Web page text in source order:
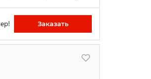
Заказать